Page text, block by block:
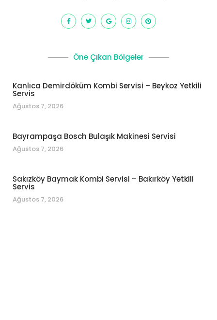
Öne Çıkan Bölgeler
Kanlıca Demirdöküm Kombi Servisi – Beykoz Yetkili
Servis
Ağustos 7, 2026
Bayrampaşa Bosch Bulaşık Makinesi Servisi
Ağustos 7, 2026
Sakızköy Baymak Kombi Servisi – Bakırköy Yetkili
Servis
Ağustos 7, 2026